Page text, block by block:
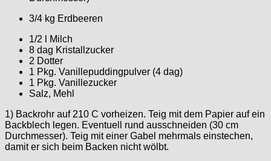
3/4 kg Erdbeeren
1/2 l Milch
8 dag Kristallzucker
2 Dotter
1 Pkg. Vanillepuddingpulver (4 dag)
1 Pkg. Vanillezucker
Salz, Mehl
1) Backrohr auf 210 C vorheizen. Teig mit dem Papier auf ein
Backblech legen. Eventuell rund ausschneiden (30 cm
Durchmesser). Teig mit einer Gabel mehrmals einstechen,
damit er sich beim Backen nicht wölbt.